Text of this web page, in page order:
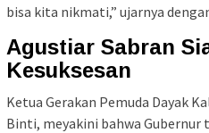
bisa kita nikmati,” ujarnya
Agustiar Sabran
Kesuksesan
Ketua Gerakan Pemuda Dayak
Binti, meyakini bahwa Gubernur